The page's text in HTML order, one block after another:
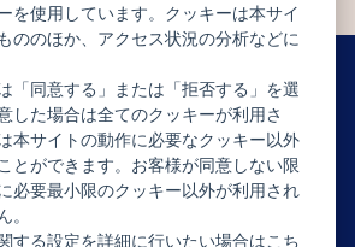
ースレター配信登録はこちら
を使用しています。クッキーは本サイ
ののほか、アクセス状況の分析などに
「同意する」または「拒否する」を選
した場合は全てのクッキーが利用さ
本サイトの動作に必要なクッキー以外
とができます。お客様が同意しない限
必要最小限のクッキー以外が利用され
。
する設定を詳細に行いたい場合はこち